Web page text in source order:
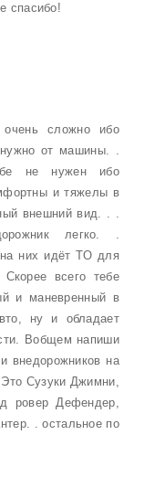
спасибо!
очень сложно ибо
от машины. .
не нужен ибо
и тяжелы в
внешний вид. . .
легко. .
них идёт ТО для
всего тебе
и маневренный в
ну и обладает
Вобщем напиши
внедорожников на
Это Сузуки Джимни,
ровер Дефендер,
. остальное по